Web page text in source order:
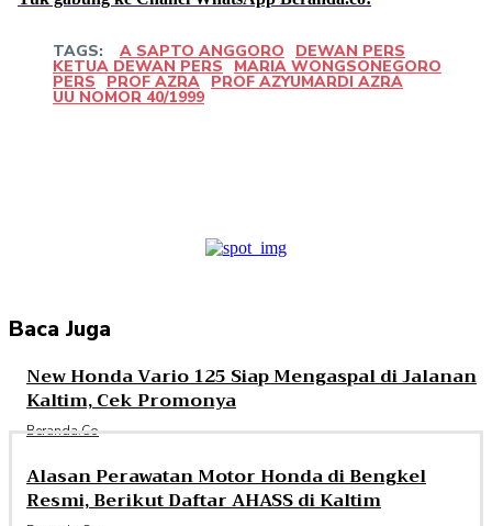
TAGS: A SAPTO ANGGORO DEWAN PERS
KETUA DEWAN PERS MARIA WONGSONEGORO
PERS PROF AZRA PROF AZYUMARDI AZRA
UU NOMOR 40/1999
Baca Juga
New Honda Vario 125 Siap Mengaspal di Jalanan
Kaltim, Cek Promonya
Beranda.co
Alasan Perawatan Motor Honda di Bengkel
Resmi, Berikut Daftar AHASS di Kaltim